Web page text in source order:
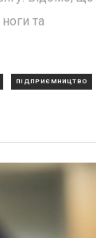
та
ПІДПРИЄМНИЦТВО